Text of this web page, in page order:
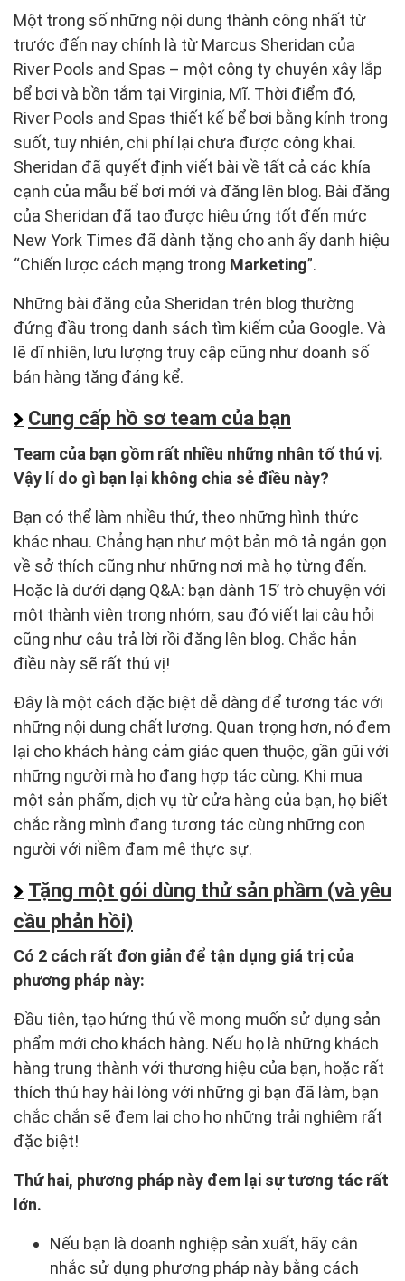
Một trong số những nội dung thành công nhất từ
trước đến nay chính là từ Marcus Sheridan của
River Pools and Spas – một công ty chuyên xây lắp
bể bơi và bồn tắm tại Virginia, Mĩ. Thời điểm đó,
River Pools and Spas thiết kế bể bơi bằng kính trong
suốt, tuy nhiên, chi phí lại chưa được công khai.
Sheridan đã quyết định viết bài về tất cả các khía
cạnh của mẫu bể bơi mới và đăng lên blog. Bài đăng
của Sheridan đã tạo được hiệu ứng tốt đến mức
New York Times đã dành tặng cho anh ấy danh hiệu
“Chiến lược cách mạng trong Marketing”.
Những bài đăng của Sheridan trên blog thường
đứng đầu trong danh sách tìm kiếm của Google. Và
lẽ dĩ nhiên, lưu lượng truy cập cũng như doanh số
bán hàng tăng đáng kể.
Cung cấp hồ sơ team của bạn
Team của bạn gồm rất nhiều những nhân tố thú vị.
Vậy lí do gì bạn lại không chia sẻ điều này?
Bạn có thể làm nhiều thứ, theo những hình thức
khác nhau. Chẳng hạn như một bản mô tả ngắn gọn
về sở thích cũng như những nơi mà họ từng đến.
Hoặc là dưới dạng Q&A: bạn dành 15’ trò chuyện với
một thành viên trong nhóm, sau đó viết lại câu hỏi
cũng như câu trả lời rồi đăng lên blog. Chắc hẳn
điều này sẽ rất thú vị!
Đây là một cách đặc biệt dễ dàng để tương tác với
những nội dung chất lượng. Quan trọng hơn, nó đem
lại cho khách hàng cảm giác quen thuộc, gần gũi với
những người mà họ đang hợp tác cùng. Khi mua
một sản phẩm, dịch vụ từ cửa hàng của bạn, họ biết
chắc rằng mình đang tương tác cùng những con
người với niềm đam mê thực sự.
Tặng một gói dùng thử sản phầm (và yêu
cầu phản hồi)
Có 2 cách rất đơn giản để tận dụng giá trị của
phương pháp này:
Đầu tiên, tạo hứng thú về mong muốn sử dụng sản
phẩm mới cho khách hàng. Nếu họ là những khách
hàng trung thành với thương hiệu của bạn, hoặc rất
thích thú hay hài lòng với những gì bạn đã làm, bạn
chắc chắn sẽ đem lại cho họ những trải nghiệm rất
đặc biệt!
Thứ hai, phương pháp này đem lại sự tương tác rất
lớn.
Nếu bạn là doanh nghiệp sản xuất, hãy cân
nhắc sử dụng phương pháp này bằng cách